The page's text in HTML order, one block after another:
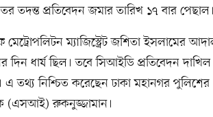
তদন্ত প্রতিবেদন জমার তারিখ ১৭ বার পেছাল।
ম্যাজিস্ট্রেট জশিতা ইসলামের
দিন ধার্য ছিল। তবে সিআইডি প্রতিবেদন
তথ্য নিশ্চিত করেছেন ঢাকা মহানগর
(এসআই) রুকনুজ্জামান।